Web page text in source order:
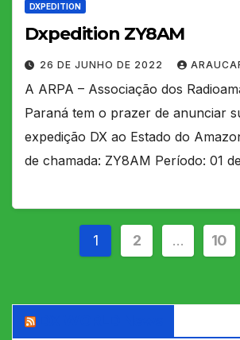
DXPEDITION
Dxpedition ZY8AM
26 DE JUNHO DE 2022
A ARPA – Associação dos
Paraná tem o prazer de anunciar
expedição DX ao Estado do
de chamada: ZY8AM Período: 01
Paginação
posts
1 2 … 10